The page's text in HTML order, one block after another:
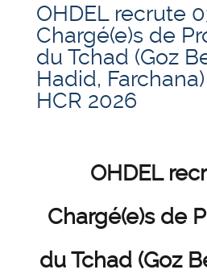
OHDEL recrute
Chargé(e)s de
du Tchad (Goz
Hadid,
HCR 2026
OHDEL
Chargé(e)s de
du Tchad (Goz